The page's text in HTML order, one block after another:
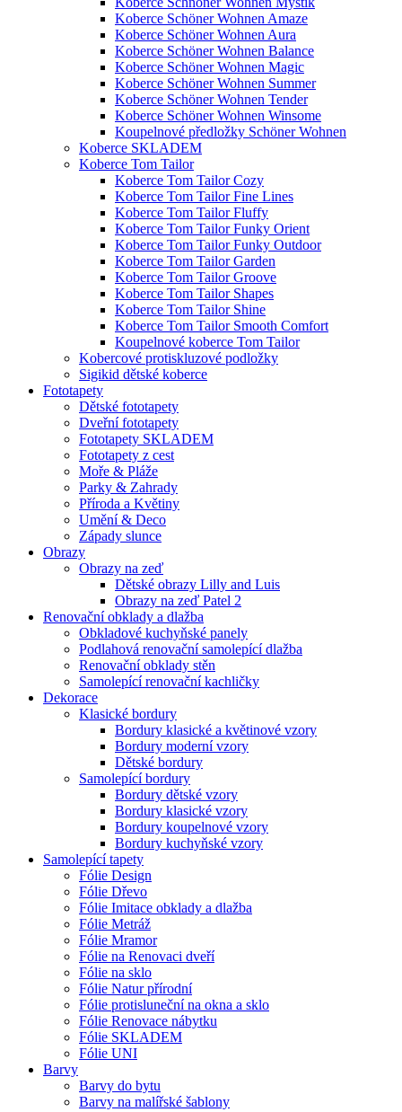
Koberce Schöner Wohnen Amaze
Koberce Schöner Wohnen Aura
Koberce Schöner Wohnen Balance
Koberce Schöner Wohnen Magic
Koberce Schöner Wohnen Summer
Koberce Schöner Wohnen Tender
Koberce Schöner Wohnen Winsome
Koupelnové předložky Schöner Wohnen
Koberce SKLADEM
Koberce Tom Tailor
Koberce Tom Tailor Cozy
Koberce Tom Tailor Fine Lines
Koberce Tom Tailor Fluffy
Koberce Tom Tailor Funky Orient
Koberce Tom Tailor Funky Outdoor
Koberce Tom Tailor Garden
Koberce Tom Tailor Groove
Koberce Tom Tailor Shapes
Koberce Tom Tailor Shine
Koberce Tom Tailor Smooth Comfort
Koupelnové koberce Tom Tailor
Kobercové protiskluzové podložky
Sigikid dětské koberce
Fototapety
Dětské fototapety
Dveřní fototapety
Fototapety SKLADEM
Fototapety z cest
Moře & Pláže
Parky & Zahrady
Příroda a Květiny
Umění & Deco
Západy slunce
Obrazy
Obrazy na zeď
Dětské obrazy Lilly and Luis
Obrazy na zeď Patel 2
Renovační obklady a dlažba
Obkladové kuchyňské panely
Podlahová renovační samolepící dlažba
Renovační obklady stěn
Samolepící renovační kachličky
Dekorace
Klasické bordury
Bordury klasické a květinové vzory
Bordury moderní vzory
Dětské bordury
Samolepící bordury
Bordury dětské vzory
Bordury klasické vzory
Bordury koupelnové vzory
Bordury kuchyňské vzory
Samolepící tapety
Fólie Design
Fólie Dřevo
Fólie Imitace obklady a dlažba
Fólie Metráž
Fólie Mramor
Fólie na Renovaci dveří
Fólie na sklo
Fólie Natur přírodní
Fólie protisluneční na okna a sklo
Fólie Renovace nábytku
Fólie SKLADEM
Fólie UNI
Barvy
Barvy do bytu
Barvy na malířské šablony